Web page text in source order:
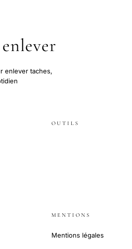
enlever taches,
OUTILS
MENTIONS
Mentions légales